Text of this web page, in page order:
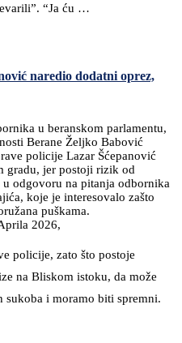
“Ja ću …
naredio dodatni oprez,
u beranskom parlamentu,
Berane Željko Babović
policije Lazar Šćepanović
gradu, jer postoji rizik od
odgovoru na pitanja odbornika
koje je interesovalo zašto
puškama.
2026,
policije, zato što postoje
na Bliskom istoku, da može
sukoba i moramo biti spremni.